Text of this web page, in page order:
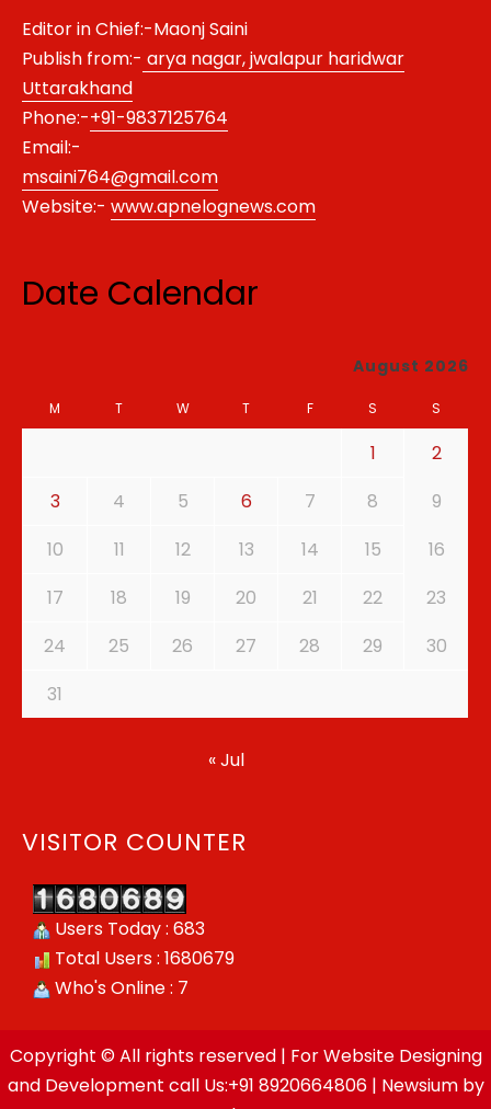
Editor in Chief:-Maonj Saini
Publish from:- arya nagar, jwalapur haridwar
Uttarakhand
Phone:-+91-9837125764
Email:-
msaini764@gmail.com
Website:- www.apnelognews.com
Date Calendar
August 2026
M T W T F S S
1
2
3
4 5 6 7 8
9
10
11 12 13 14 15
16
17
18 19 20 21 22
23
24
25 26 27 28 29
30
31
« Jul
VISITOR COUNTER
Users Today : 683
Total Users : 1680679
Who's Online : 7
Copyright © All rights reserved | For Website Designing
and Development call Us:+91 8920664806 | Newsiumby